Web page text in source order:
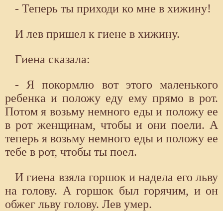
- Теперь ты приходи ко мне в хижину!
И лев пришел к гиене в хижину.
Гиена сказала:
- Я покормлю вот этого маленького
ребенка и положу еду ему прямо в рот.
Потом я возьму немного еды и положу ее
в рот женщинам, чтобы и они поели. А
теперь я возьму немного еды и положу ее
тебе в рот, чтобы ты поел.
И гиена взяла горшок и надела его льву
на голову. А горшок был горячим, и он
обжег льву голову. Лев умер.